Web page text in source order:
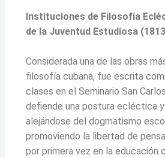
Instituciones de Filosofía
de la Juventud Estudiosa
Considerada una de las obras
filosofía cubana, fue escrita
clases en el Seminario San
defiende una postura ecléctica
alejándose del dogmatismo
promoviendo la libertad de
por primera vez en la educación